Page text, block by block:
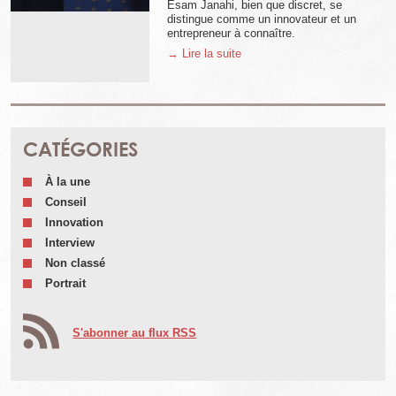
Esam Janahi, bien que discret, se
distingue comme un innovateur et un
entrepreneur à connaître.
→ Lire la suite
CATÉGORIES
À la une
Conseil
Innovation
Interview
Non classé
Portrait
S'abonner au flux RSS